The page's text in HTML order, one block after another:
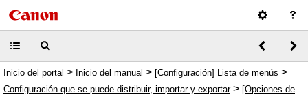
Inicio del portal > Inicio del manual > [Configuración] Lista de menús >
Configuración que se puede distribuir, importar y exportar> [Opciones de